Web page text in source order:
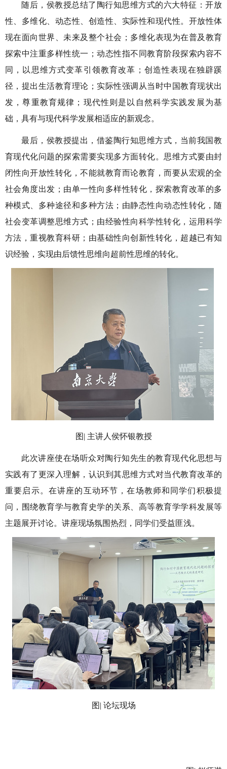
随后，侯教授总结了陶行知思维方式的六大特征：开放
性、多维化、动态性、创造性、实际性和现代性。开放性体
现在面向世界、未来及整个社会；多维化表现为在普及教育
探索中注重多样性统一；动态性指不同教育阶段探索内容不
同，以思维方式变革引领教育改革；创造性表现在独辟蹊
径，提出生活教育理论；实际性强调从当时中国教育现状出
发，尊重教育规律；现代性则是以自然科学实践发展为基
础，具有与现代科学发展相适应的新观念。
最后，侯教授提出，借鉴陶行知思维方式，当前我国教
育现代化问题的探索需要实现多方面转化。思维方式要由封
闭性向开放性转化，不能就教育而论教育，而要从宏观的全
社会角度出发；由单一性向多样性转化，探索教育改革的多
种模式、多种途径和多种方法；由静态性向动态性转化，随
社会变革调整思维方式；由经验性向科学性转化，运用科学
方法，重视教育科研；由基础性向创新性转化，超越已有知
识经验，实现由后馈性思维向超前性思维的转化。
图 | 主讲人侯怀银教授
此次讲座使在场听众对陶行知先生的教育现代化思想与
实践有了更深入理解，认识到其思维方式对当代教育改革的
重要启示。在讲座的互动环节，在场教师和同学们积极提
问，围绕教育学与教育史学的关系、高等教育学学科发展等
主题展开讨论。讲座现场氛围热烈，同学们受益匪浅。
图 | 论坛现场